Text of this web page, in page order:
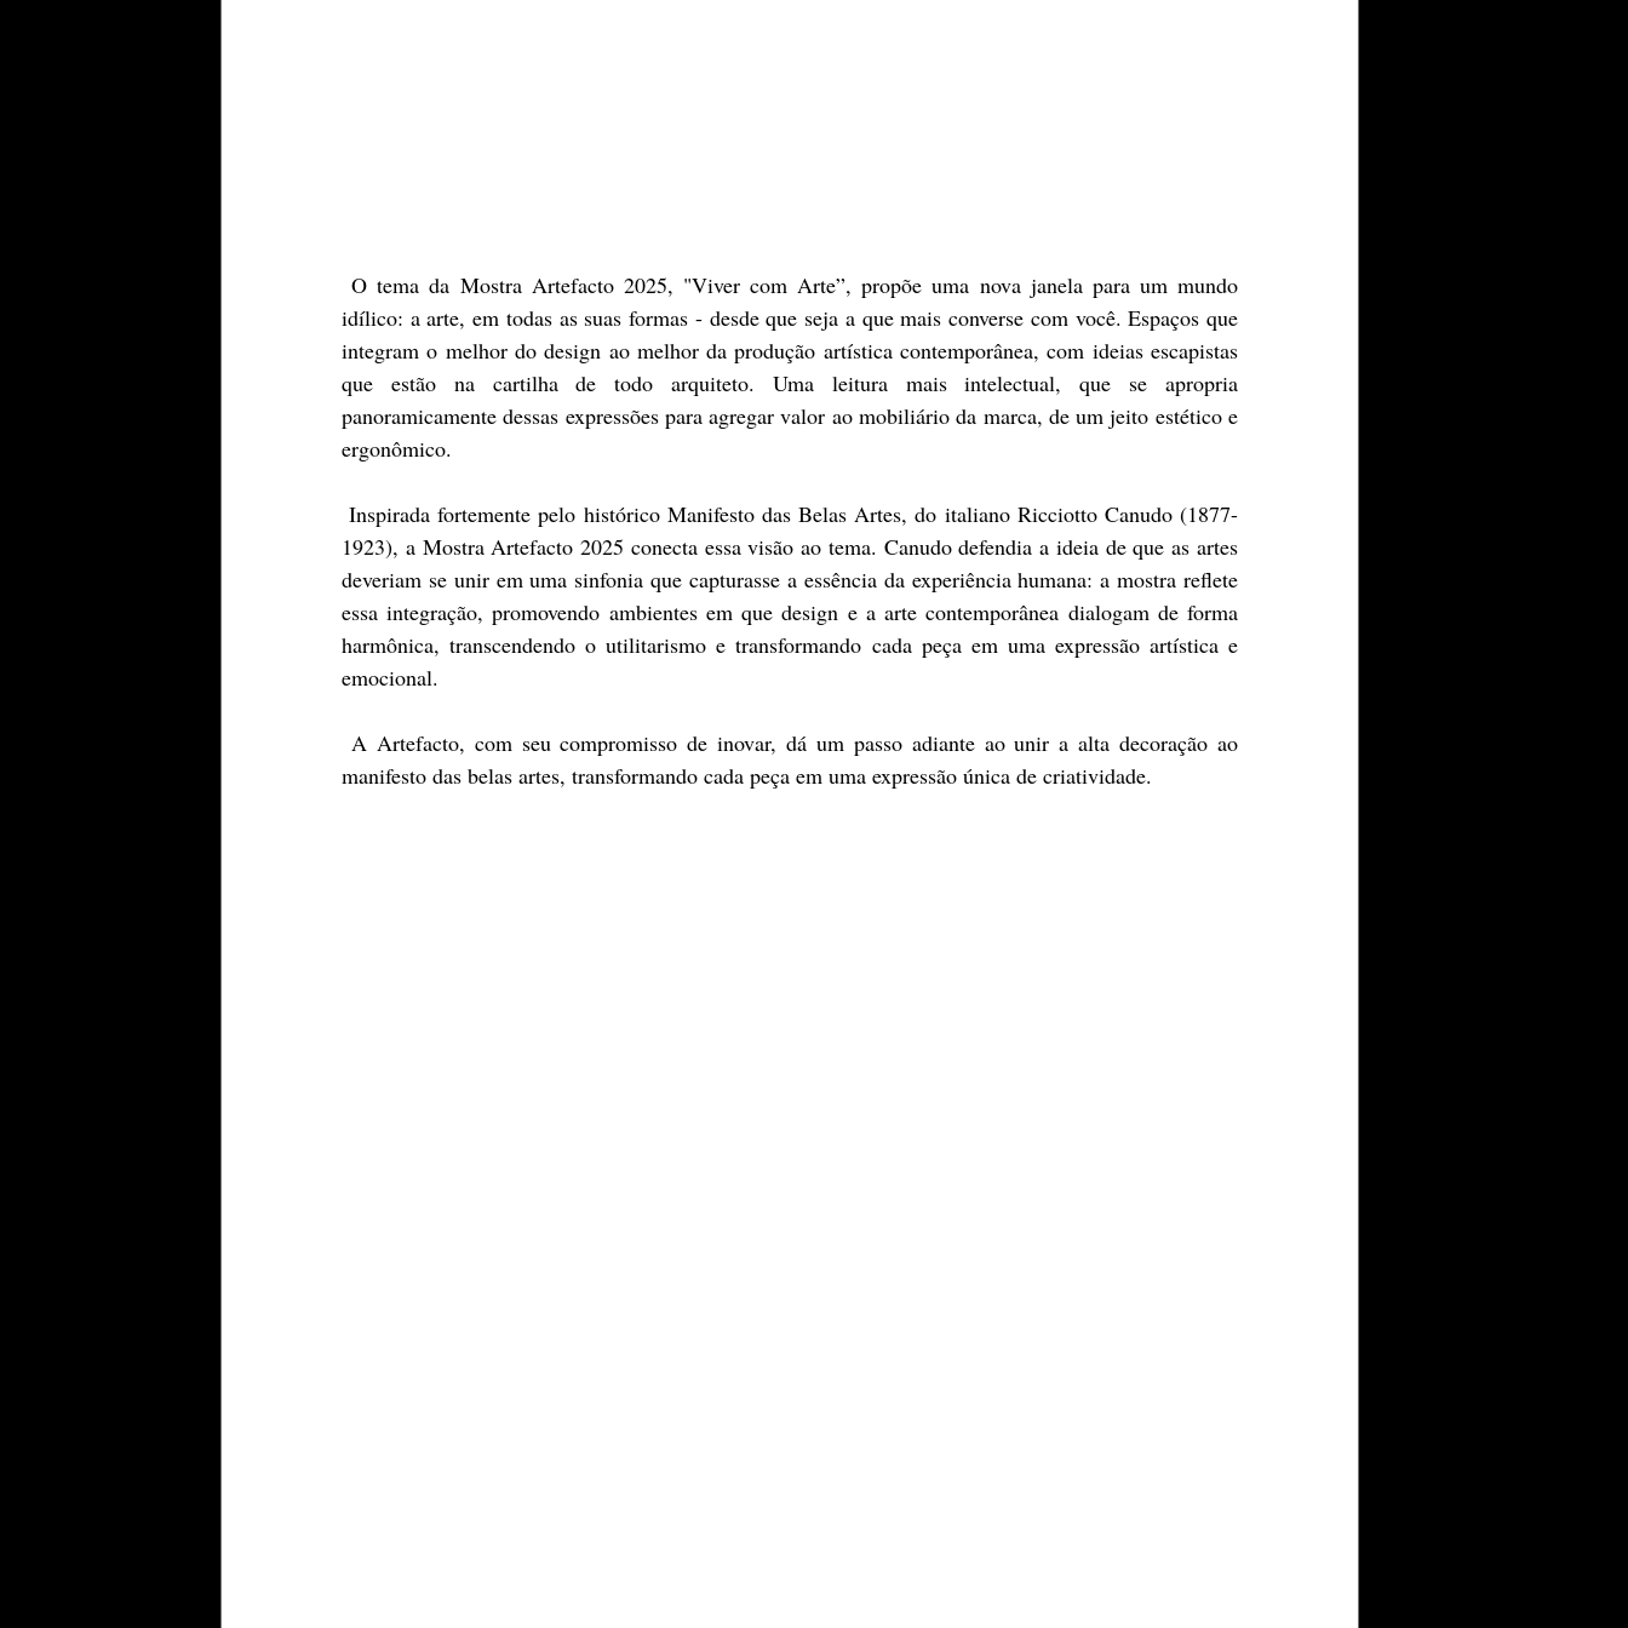
O tema da Mostra Artefacto 2025, "Viver com Arte”, propõe uma nova janela para um mundo
idílico: a arte, em todas as suas formas - desde que seja a que mais converse com você. Espaços que
integram o melhor do design ao melhor da produção artística contemporânea, com ideias escapistas
que estão na cartilha de todo arquiteto. Uma leitura mais intelectual, que se apropria
panoramicamente dessas expressões para agregar valor ao mobiliário da marca, de um jeito estético e
ergonômico.
Inspirada fortemente pelo histórico Manifesto das Belas Artes, do italiano Ricciotto Canudo (1877-
1923), a Mostra Artefacto 2025 conecta essa visão ao tema. Canudo defendia a ideia de que as artes
deveriam se unir em uma sinfonia que capturasse a essência da experiência humana: a mostra reflete
essa integração, promovendo ambientes em que design e a arte contemporânea dialogam de forma
harmônica, transcendendo o utilitarismo e transformando cada peça em uma expressão artística e
emocional.
manifesto das belas artes, transformando cada peça em uma expressão única de criatividade.